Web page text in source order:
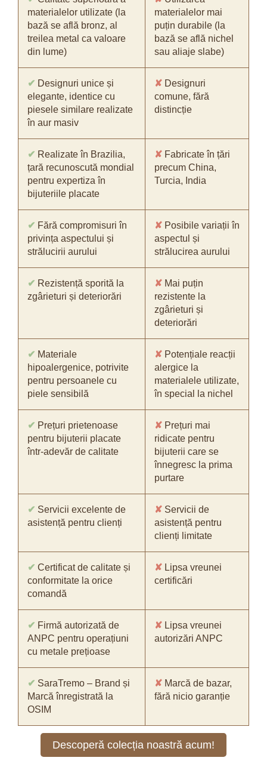
materialelor utilizate (la
bază se află bronz, al
treilea metal ca valoare
din lume)
materialelor mai
puțin durabile (la
bază se află nichel
sau aliaje slabe)
✔ Designuri unice și
elegante, identice cu
piesele similare realizate
în aur masiv
✘ Designuri
comune, fără
distincție
✔ Realizate în Brazilia,
țară recunoscută mondial
pentru expertiza în
bijuteriile placate
✘ Fabricate în țări
precum China,
Turcia, India
✔ Fără compromisuri în
privința aspectului și
strălucirii aurului
✘ Posibile variații în
aspectul și
strălucirea aurului
✔ Rezistență sporită la
zgârieturi și deteriorări
✘ Mai puțin
rezistente la
zgârieturi și
deteriorări
✔ Materiale
hipoalergenice, potrivite
pentru persoanele cu
piele sensibilă
✘ Potențiale reacții
alergice la
materialele utilizate,
în special la nichel
✔ Prețuri prietenoase
pentru bijuterii placate
într-adevăr de calitate
✘ Prețuri mai
ridicate pentru
bijuterii care se
înnegresc la prima
purtare
✔ Servicii excelente de
asistență pentru clienți
✘ Servicii de
asistență pentru
clienți limitate
✔ Certificat de calitate și
conformitate la orice
comandă
✘ Lipsa vreunei
certificări
✔ Firmă autorizată de
ANPC pentru operațiuni
cu metale prețioase
✘ Lipsa vreunei
autorizări ANPC
✔ SaraTremo – Brand și
Marcă înregistrată la
OSIM
✘ Marcă de bazar,
fără nicio garanție
Descoperă colecția noastră acum!